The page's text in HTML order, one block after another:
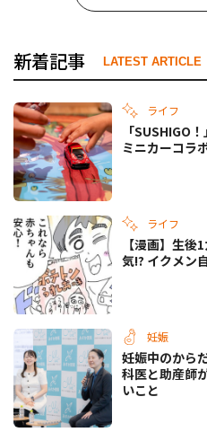
新着記事 LATEST ARTICLE
ライフ
「SUSHIGO
ミニカーコラ
ライフ
【漫画】生
気!? イクメン
妊娠
妊娠中のから
科医と助産師
いこと